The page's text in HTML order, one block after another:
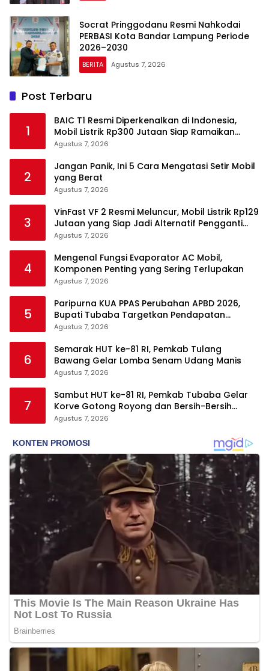
Socrat Pringgodanu Resmi Nahkodai
PERBASI Kota Bandar Lampung Periode
2026–2030
BERITA Agustus 7, 2026
Post Terbaru
1
BAIC T1 Resmi Diperkenalkan di Indonesia,
Mobil Listrik Rp300 Jutaan Siap Ramaikan
Pasar EV
Agustus 7, 2026
2
Jangan Panik, Ini 5 Cara Mengatasi Setir Mobil
yang Berat
Agustus 7, 2026
3
VinFast VF 2 Resmi Meluncur, Mobil Listrik Rp129
Jutaan yang Siap Jadi Alternatif Pengganti
Motor
Agustus 7, 2026
4
Mengenal Fungsi Evaporator AC Mobil,
Komponen Penting yang Sering Terlupakan
Agustus 7, 2026
5
Paripurna KUA PPAS Perubahan APBD 2026,
Bupati Tubaba Targetkan Pendapatan
Daerah Rp820,3 Miliar
Agustus 7, 2026
6
Semarak HUT ke-81 RI, Pemkab Tulang
Bawang Gelar Lomba Senam Udang Manis
Agustus 7, 2026
7
Sambut HUT ke-81 RI, Pemkab Tubaba Gelar
Korve Gotong Royong dan Bersih-Bersih
Serentak
Agustus 7, 2026